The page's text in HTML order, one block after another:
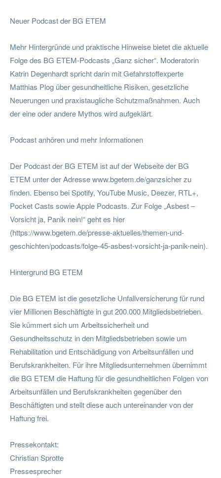
Neuer Podcast der BG ETEM
Mehr Hintergründe und praktische Hinweise bietet die aktuelle
Folge des BG ETEM-Podcasts „Ganz sicher“. Moderatorin
Katrin Degenhardt spricht darin mit Gefahrstoffexperte
Matthias Plog über gesundheitliche Risiken, gesetzliche
Neuerungen und praxistaugliche Schutzmaßnahmen. Auch
der eine oder andere Mythos wird aufgeklärt.
Podcast anhören und mehr Informationen
Der Podcast der BG ETEM ist auf der Webseite der BG
ETEM unter der Adresse www.bgetem.de/ganzsicher zu
finden. Ebenso bei Spotify, YouTube Music, Deezer, RTL+,
Pocket Casts sowie Apple Podcasts. Zur Folge „Asbest –
Vorsicht ja, Panik nein!“ geht es hier
(https://www.bgetem.de/presse-aktuelles/themen-und-
geschichten/podcasts/folge-45-asbest-vorsicht-ja-panik-nein).
Hintergrund BG ETEM
Die BG ETEM ist die gesetzliche Unfallversicherung für rund
vier Millionen Beschäftigte in gut 200.000 Mitgliedsbetrieben.
Sie kümmert sich um Arbeitssicherheit und
Gesundheitsschutz in den Mitgliedsbetrieben sowie um
Rehabilitation und Entschädigung von Arbeitsunfällen und
Berufskrankheiten. Für ihre Mitgliedsunternehmen übernimmt
die BG ETEM die Haftung für die gesundheitlichen Folgen von
Arbeitsunfällen und Berufskrankheiten gegenüber den
Beschäftigten und stellt diese auch untereinander von der
Haftung frei.
Pressekontakt:
Christian Sprotte
Pressesprecher